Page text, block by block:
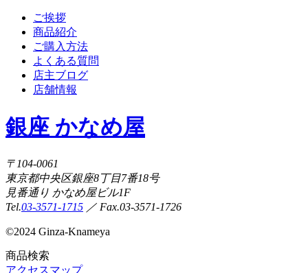
ご挨拶
商品紹介
ご購入方法
よくある質問
店主ブログ
店舗情報
銀座 かなめ屋
〒104-0061
東京都中央区銀座8丁目7番18号
見番通り かなめ屋ビル1F
Tel.03-3571-1715 ／ Fax.03-3571-1726
©2024 Ginza-Knameya
商品検索
アクセスマップ